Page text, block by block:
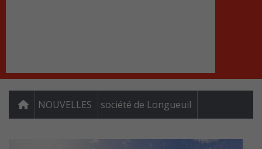
NOUVELLES société de Longueuil